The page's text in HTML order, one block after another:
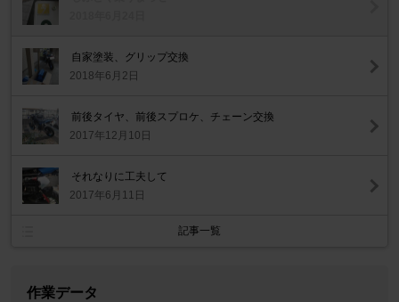
自家塗装、グリップ交換
2018年6月2日
前後タイヤ、前後スプロケ、チェーン交換
2017年12月10日
それなりに工夫して
2017年6月11日
記事一覧
作業データ